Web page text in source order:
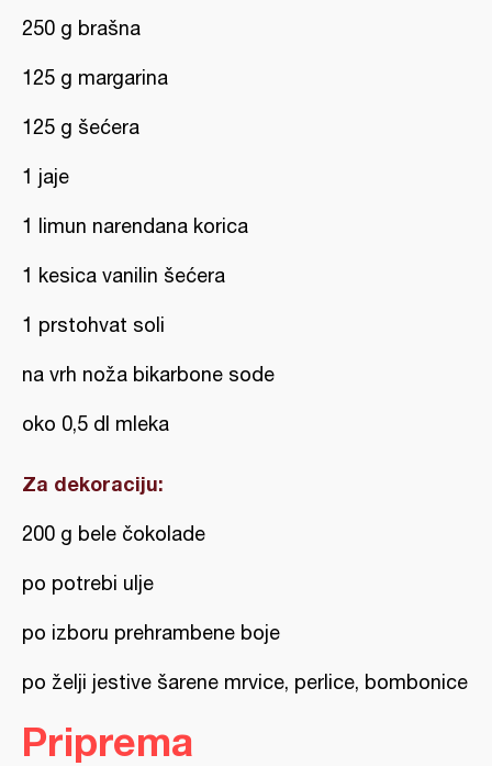
250 g brašna
125 g margarina
125 g šećera
1 jaje
1 limun narendana korica
1 kesica vanilin šećera
1 prstohvat soli
na vrh noža bikarbone sode
oko 0,5 dl mleka
Za dekoraciju:
200 g bele čokolade
po potrebi ulje
po izboru prehrambene boje
po želji jestive šarene mrvice, perlice, bombonice
Priprema